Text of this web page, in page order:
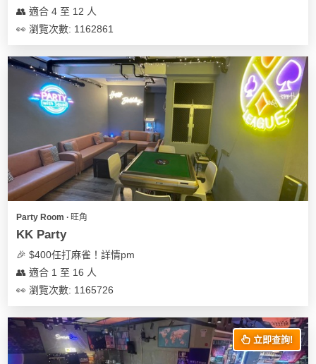
👥 適合 4 至 12 人
👀 瀏覽次數: 1162861
Party Room ∙ 旺角
KK Party
🎉 $400任打麻雀！詳情pm
👥 適合 1 至 16 人
👀 瀏覽次數: 1165726
立即查詢!